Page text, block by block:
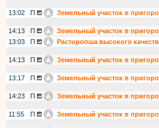
13:02
П
Земельный участок в
14:13
П
Земельный участок в
13:03
П Расторопша высокого
14:13
П
Земельный участок в
13:17
П
Земельный участок в
14:23
П
Земельный участок в
11:55
П
Земельный участок в